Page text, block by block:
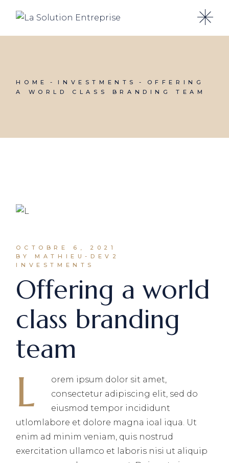
HOME INVESTMENTS
OFFERING
A WORLD CLASS BRANDING TEAM
OCTOBRE 6, 2021
BY MATHIEU-DEV2
INVESTMENTS
Offering a world
class branding
team
L
orem ipsum dolor sit amet,
consectetur adipiscing elit, sed do
eiusmod tempor incididunt
utlomlabore et dolore magna ioal iqua. Ut
enim ad minim veniam, quis nostrud
exercitation ullamco et laboris nisi ut aliquip